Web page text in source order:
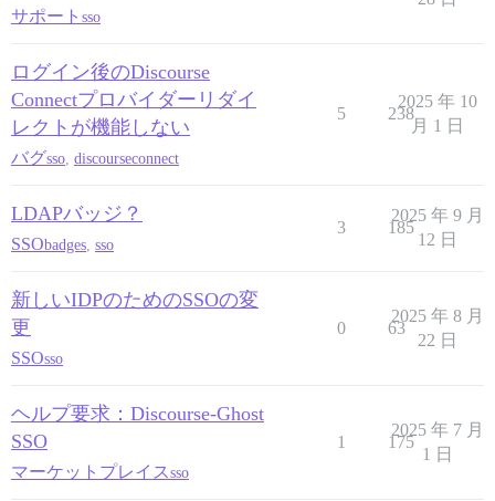
サポート sso
ログイン後のDiscourse
Connectプロバイダーリダイ
レクトが機能しない
バグsso discourseconnect
5 238
2025 年 10
月 1 日
LDAPバッジ？
SSObadges sso
3 185
2025 年 9 月
12 日
新しいIDPのためのSSOの変
更
SSOsso
0 63
2025 年 8 月
22 日
ヘルプ要求：Discourse-Ghost
SSO
マーケットプレイス sso
1 175
2025 年 7 月
1 日